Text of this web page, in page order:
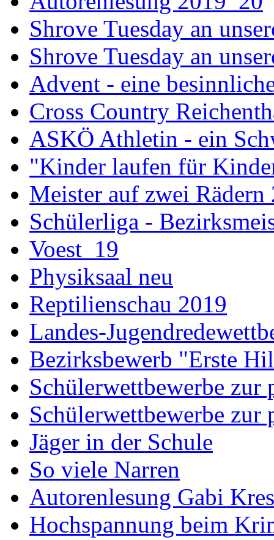
Shrove Tuesday an
Shrove Tuesday an
Advent - eine
Cross Country
ASKÖ Athletin - ein
"Kinder laufen für
Meister auf zwei Rädern
Schülerliga -
Voest_19
Physiksaal neu
Reptilienschau 2019
Landes-
Bezirksbewerb "Erste
Schülerwettbewerbe
Schülerwettbewerbe
Jäger in der Schule
So viele Narren
Autorenlesung Gabi
Hochspannung beim